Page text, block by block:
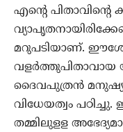
എന്റെ പിതാവിന്റെ
മറുപടിയാണ്. ഈശോ
വളര്‍ത്തുപിതാവായ
ദൈവപുത്രന്‍
വിധേയത്വം
തമ്മിലുളള